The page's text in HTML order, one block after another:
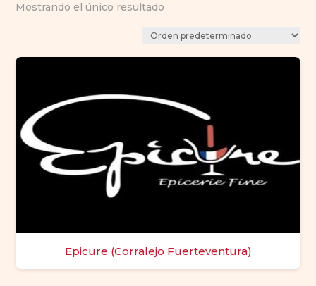
Mostrando el único resultado
Epicure (Corralejo Fuerteventura)